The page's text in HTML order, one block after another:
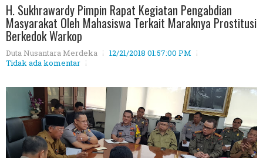
H. Sukhrawardy Pimpin Rapat Kegiatan Pengabdian
Masyarakat Oleh Mahasiswa Terkait Maraknya Prostitusi
Berkedok Warkop
Duta Nusantara Merdeka
12/21/2018 01:57:00 PM
Tidak ada komentar